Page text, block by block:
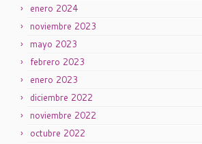
enero 2024
noviembre 2023
mayo 2023
febrero 2023
enero 2023
diciembre 2022
noviembre 2022
octubre 2022